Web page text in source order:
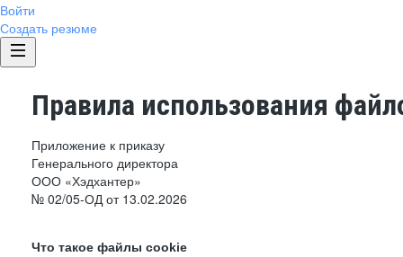
Войти
Создать резюме
Правила использования
Приложение к приказу
Генерального директора
ООО «Хэдхантер»
№ 02/05-ОД от 13.02.2026
Что такое файлы cookie